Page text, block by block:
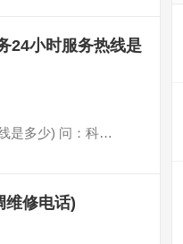
24小时服务热线是
是多少) 问：科…
维修电话)